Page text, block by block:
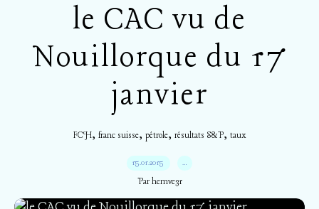
le CAC vu de
Nouillorque du 17
janvier
FCH, franc suisse, pétrole, résultats S&P, taux
15.01.2015 …
Par hemve31